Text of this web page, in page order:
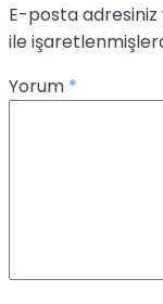
E-posta adresiniz
ile
Yorum *